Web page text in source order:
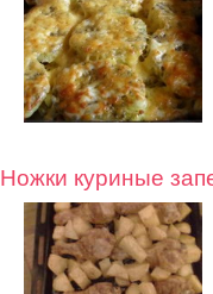
Ножки куриные